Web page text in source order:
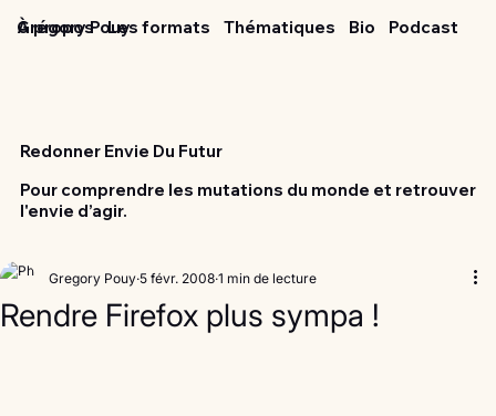
Grégory Pouy
À propos Les formats Thématiques Podcast
Bio
Redonner Envie Du Futur
Pour comprendre les mutations du monde et retrouver
l'envie d’agir.
Rendre Firefox plus sympa !
Gregory Pouy 5 févr. 2008 1 min de lecture